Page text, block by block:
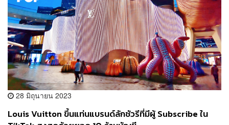
28 มิถุนายน 2023
Louis Vuitton ขึ้นแท่นแบรนด์ลักชัวรีที่มีผู้ Subscribe ใน